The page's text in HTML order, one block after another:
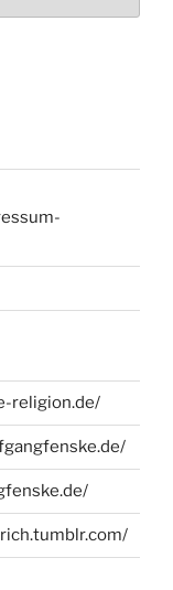
religion.de/